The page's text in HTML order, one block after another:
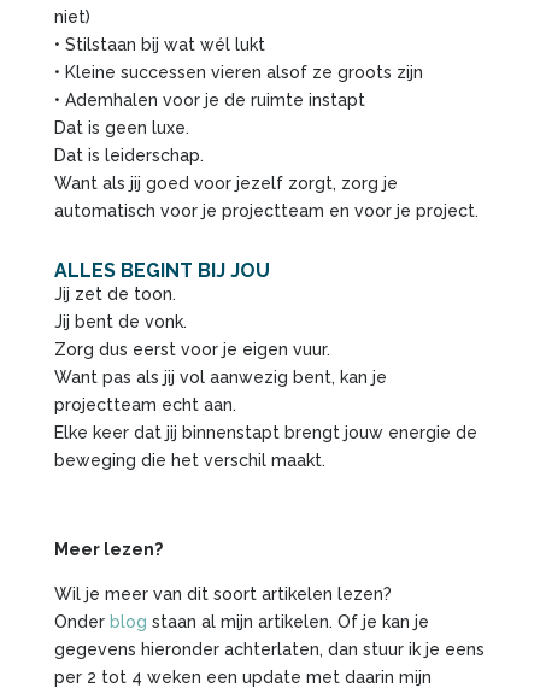
niet)
• Stilstaan bij wat wél lukt
• Kleine successen vieren alsof ze groots zijn
• Ademhalen voor je de ruimte instapt
Dat is geen luxe.
Dat is leiderschap.
Want als jij goed voor jezelf zorgt, zorg je
automatisch voor je projectteam en voor je project.
ALLES BEGINT BIJ JOU
Jij zet de toon.
Jij bent de vonk.
Zorg dus eerst voor je eigen vuur.
Want pas als jij vol aanwezig bent, kan je
projectteam echt aan.
Elke keer dat jij binnenstapt brengt jouw energie de
beweging die het verschil maakt.
Meer lezen?
Wil je meer van dit soort artikelen lezen?
Onder blog staan al mijn artikelen. Of je kan je
gegevens hieronder achterlaten, dan stuur ik je eens
per 2 tot 4 weken een update met daarin mijn